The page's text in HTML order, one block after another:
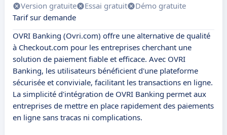
Version gratuite Essai gratuit
Démo gratuite
Tarif sur demande
OVRI Banking (Ovri.com) offre une alternative de qualité
à Checkout.com pour les entreprises cherchant une
solution de paiement fiable et efficace. Avec OVRI
Banking, les utilisateurs bénéficient d'une plateforme
sécurisée et conviviale, facilitant les transactions en ligne.
La simplicité d'intégration de OVRI Banking permet aux
entreprises de mettre en place rapidement des paiements
en ligne sans tracas ni complications.